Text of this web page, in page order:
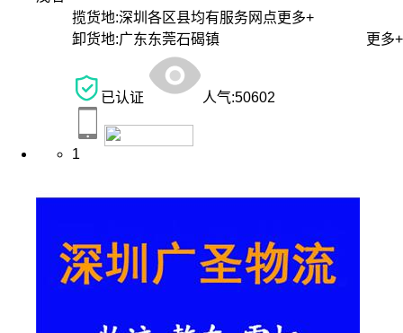
揽货地:深圳各区县均有服务网点更多+
卸货地:广东东莞石碣镇 更多+
已认证 人气:50602
1